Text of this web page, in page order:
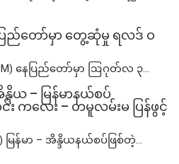
ေပြည်တော်မှာ တွေ့ဆုံမှု ရလဒ် ဝ
နေပြည်တော်မှာ ဩဂုတ်လ ၃...
ယ – မြန်မာနယ်စပ်
ကလေး – တမူလမ်းမ ပြန်ဖွင့်
ြန်မာ – အိန္ဒိယနယ်စပ်ဖြစ်တဲ့...